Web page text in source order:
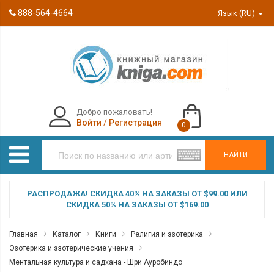
888-564-4664 Язык (RU)
НАЙТИ
Добро пожаловать!
Войти / Регистрация 0
РАСПРОДАЖА! СКИДКА 40% НА ЗАКАЗЫ ОТ $99.00 ИЛИ
СКИДКА 50% НА ЗАКАЗЫ ОТ $169.00
Главная Каталог Книги
Религия и эзотерика
Эзотерика и эзотерические учения
Ментальная культура и садхана - Шри Ауробиндо